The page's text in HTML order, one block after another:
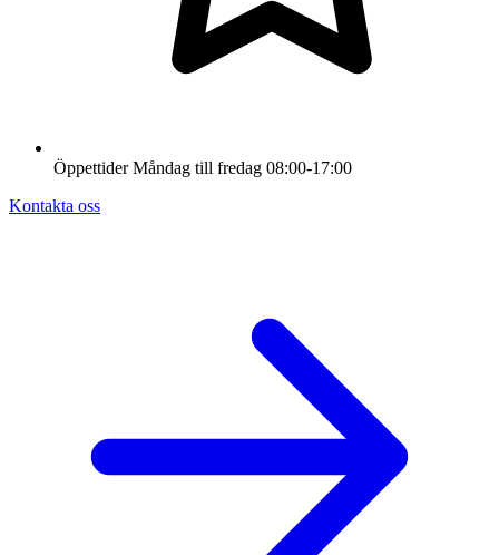
Öppettider Måndag till fredag 08:00-17:00
Kontakta oss